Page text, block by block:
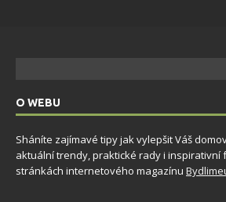
O WEBU
Sháníte zajímavé tipy jak vylepšit Váš
aktuální trendy, praktické rady i
stránkách internetového magazínu